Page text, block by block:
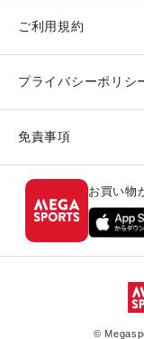
ご利用規約
プライバシーポリシ
免責事項
お買い物
©